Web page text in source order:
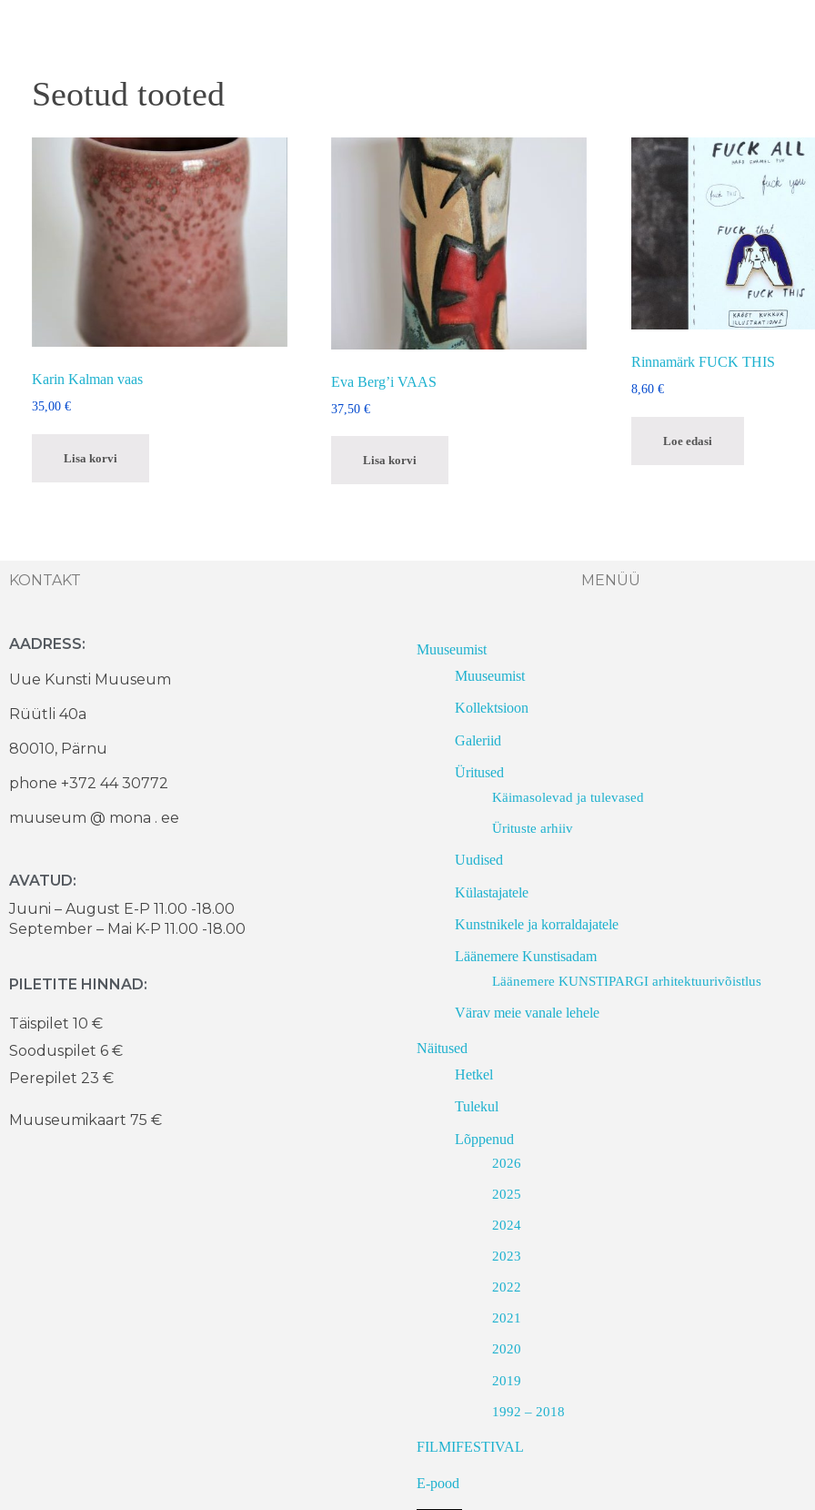
Seotud tooted
Karin Kalman vaas
35,00 €
Lisa korvi
Eva Berg’i VAAS
37,50€
Lisa korvi
Rinnamärk FUCK THIS
8,60 €
Loe edasi
KONTAKT
AADRESS:
Uue Kunsti Muuseum
Rüütli 40a
80010, Pärnu
phone +372 44 30772
muuseum @ mona . ee
AVATUD:
Juuni – August E-P 11.00 -18.00
September – Mai K-P 11.00 -18.00
PILETITE HINNAD:
Täispilet 10 €
Sooduspilet 6 €
Perepilet 23 €
Muuseumikaart 75 €
MENÜÜ
Muuseumist
Muuseumist
Kollektsioon
Galeriid
Üritused
Käimasolevad ja tulevased
Ürituste arhiiv
Uudised
Külastajatele
Kunstnikele ja korraldajatele
Läänemere Kunstisadam
Läänemere KUNSTIPARGI arhitektuurivõistlus
Värav meie vanale lehele
Näitused
Hetkel
Tulekul
Lõppenud
2026
2025
2024
2023
2022
2021
2020
2019
1992 – 2018
FILMIFESTIVAL
E-pood